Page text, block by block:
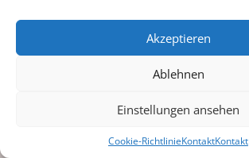
Akzeptieren
Ablehnen
Einstellungen ansehen
Cookie-RichtlinieKontaktKontakt